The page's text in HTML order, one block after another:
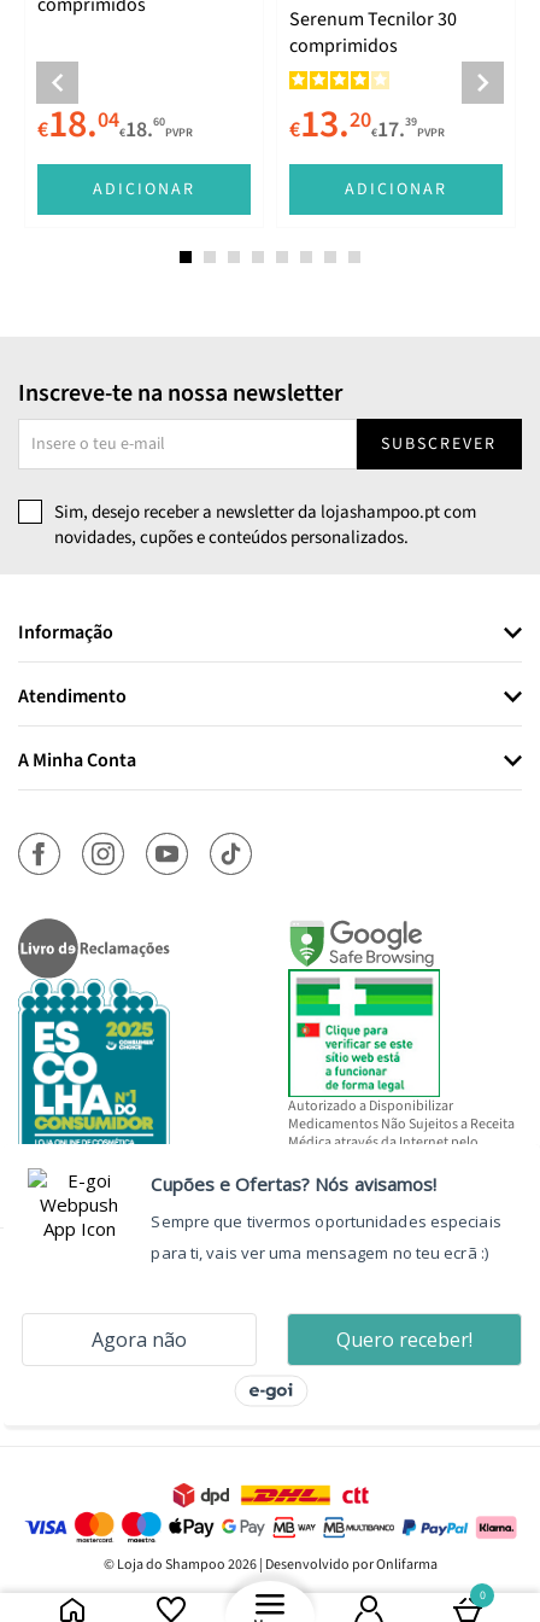
0
€18.04€18.60
PVPR
ADICIONAR
Serenum Tecnilor 30
comprimidos
€13.20€17.39
PVPR
ADICIONAR
Inscreve-te na nossa newsletter
SUBSCREVER
Sim, desejo receber a newsletter da lojashampoo.pt com
novidades, cupões e conteúdos personalizados.
Informação
Atendimento
A Minha Conta
Autorizado a Disponibilizar
Medicamentos Não Sujeitos a Receita
Médica através da Internet pelo
© Loja do Shampoo 2026 | Desenvolvido por Onlifarma